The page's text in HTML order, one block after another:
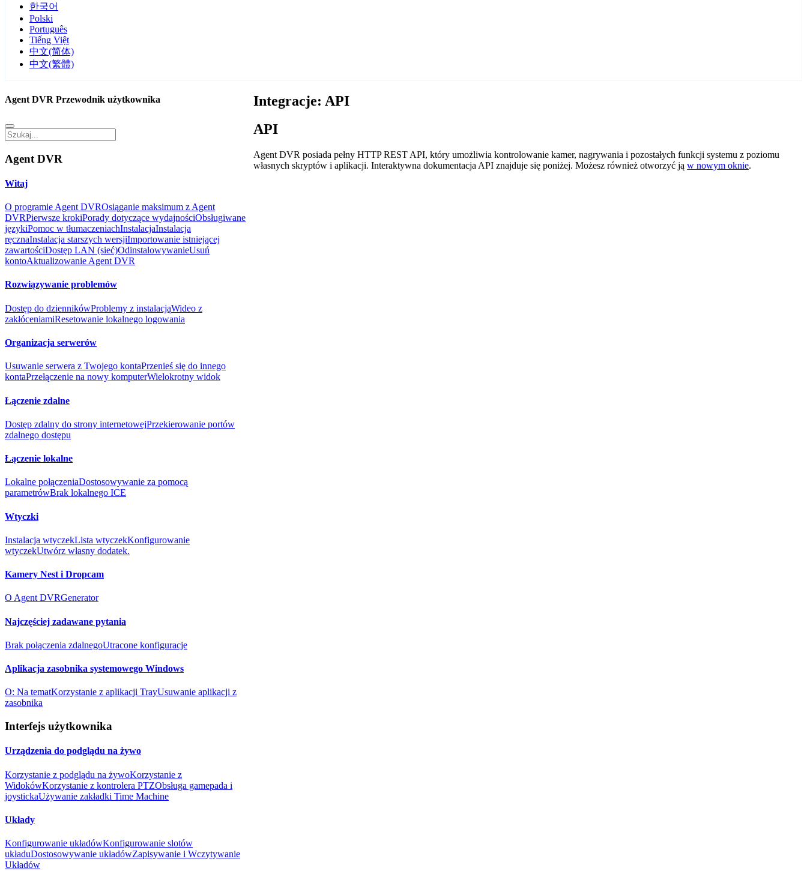
한국어
Polski
Português
Tiếng Việt
中文(简体)
中文(繁體)
Integracje: API
API
Agent DVR posiada pełny HTTP REST API, który umożliwia kontrolowanie kamer, nagrywania i pozostałych funkcji systemu z poziomu
własnych skryptów i aplikacji. Interaktywna dokumentacja API znajduje się poniżej. Możesz również otworzyć jąw nowym oknie.
Agent DVR Przewodnik użytkownika
Agent DVR
Witaj
O programie Agent DVROsiąganie maksimum z Agent
DVRPierwsze krokiPorady dotyczące wydajnościObsługiwane
językiPomoc w tłumaczeniachInstalacjaInstalacja
ręcznaInstalacja starszych wersjiImportowanie istniejącej
zawartościDostęp LAN (sieć)OdinstalowywanieUsuń
kontoAktualizowanie Agent DVR
Rozwiązywanie problemów
Dostęp do dziennikówProblemy z instalacjąWideo z
zakłóceniamiResetowanie lokalnego logowania
Organizacja serwerów
Usuwanie serwera z Twojego kontaPrzenieś się do innego
kontaPrzełączenie na nowy komputerWielokrotny widok
Łączenie zdalne
Dostęp zdalny do strony internetowejPrzekierowanie portów
zdalnego dostępu
Łączenie lokalne
Lokalne połączeniaDostosowywanie za pomocą
parametrówBrak lokalnego ICE
Wtyczki
Instalacja wtyczekLista wtyczekKonfigurowanie
wtyczekUtwórz własny dodatek.
Kamery Nest i Dropcam
O Agent DVRGenerator
Najczęściej zadawane pytania
Brak połączenia zdalnegoUtracone konfiguracje
Aplikacja zasobnika systemowego Windows
O: Na tematKorzystanie z aplikacji TrayUsuwanie aplikacji z
zasobnika
Interfejs użytkownika
Urządzenia do podglądu na żywo
Korzystanie z podglądu na żywoKorzystanie z
WidokówKorzystanie z kontrolera PTZObsługa gamepada i
joystickaUżywanie zakładki Time Machine
Układy
Konfigurowanie układówKonfigurowanie slotów
układuDostosowywanie układówZapisywanie i Wczytywanie
Układów